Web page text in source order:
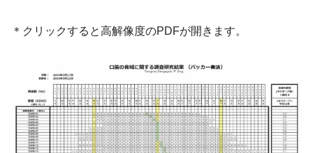
＊クリックすると高解像度のPDFが開きます。